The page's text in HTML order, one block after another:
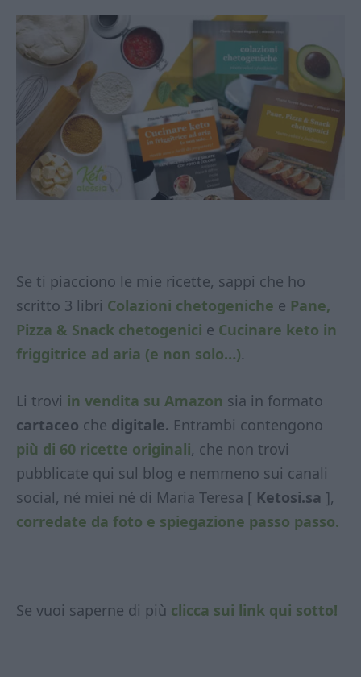
Se ti piacciono le mie ricette, sappi che ho
scritto 3 libri Colazioni chetogeniche e Pane,
Pizza & Snack chetogenici e Cucinare keto in
friggitrice ad aria (e non solo…).
Li trovi in vendita su Amazon sia in formato
cartaceo che digitale. Entrambi contengono
più di 60 ricette originali, che non trovi
pubblicate qui sul blog e nemmeno sui canali
social, né miei né di Maria Teresa [ Ketosi.sa ],
corredate da foto e spiegazione passo passo.
Se vuoi saperne di più clicca sui link qui sotto!